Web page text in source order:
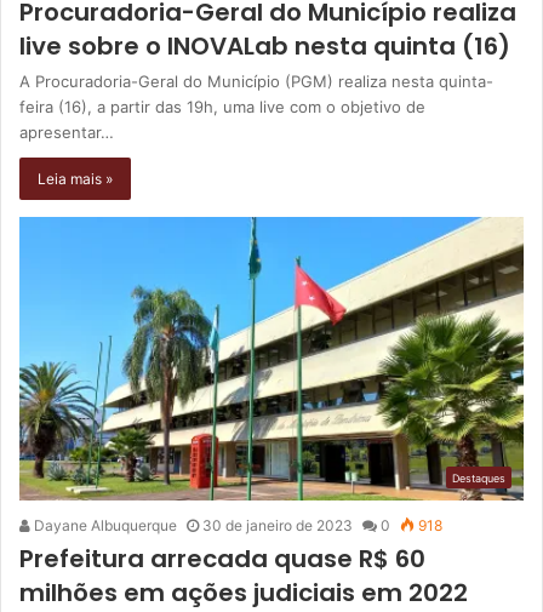
Procuradoria-Geral do Município realiza
live sobre o INOVALab nesta quinta (16)
A Procuradoria-Geral do Município (PGM) realiza nesta quinta-
feira (16), a partir das 19h, uma live com o objetivo de
apresentar…
Leia mais »
Destaques
Dayane Albuquerque 30 de janeiro de 2023 0 918
Prefeitura arrecada quase R$ 60
milhões em ações judiciais em 2022